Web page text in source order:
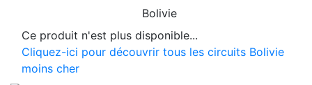
Bolivie
Ce produit n'est plus disponible...
Cliquez-ici pour découvrir tous les circuits Bolivie
moins cher